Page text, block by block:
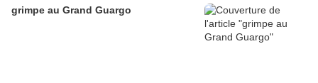
grimpe au Grand Guargo